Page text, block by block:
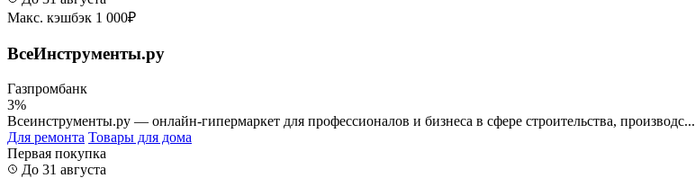
Макс. кэшбэк 1 000₽
ВсеИнструменты.ру
Газпромбанк
3%
Всеинструменты.ру — онлайн-гипермаркет для профессионалов и бизнеса в сфере строительства, производс...
Для ремонта Товары для дома
Первая покупка
До 31 августа